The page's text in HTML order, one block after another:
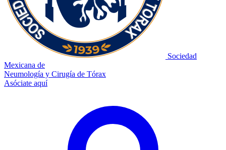
Sociedad
Mexicana de
Neumología y Cirugía de Tórax
Asóciate aquí